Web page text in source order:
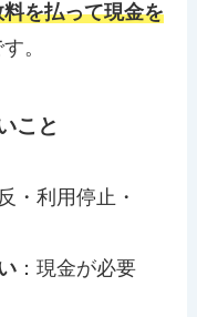
を払って現金を
。
こと
・利用停止・
：現金が必要